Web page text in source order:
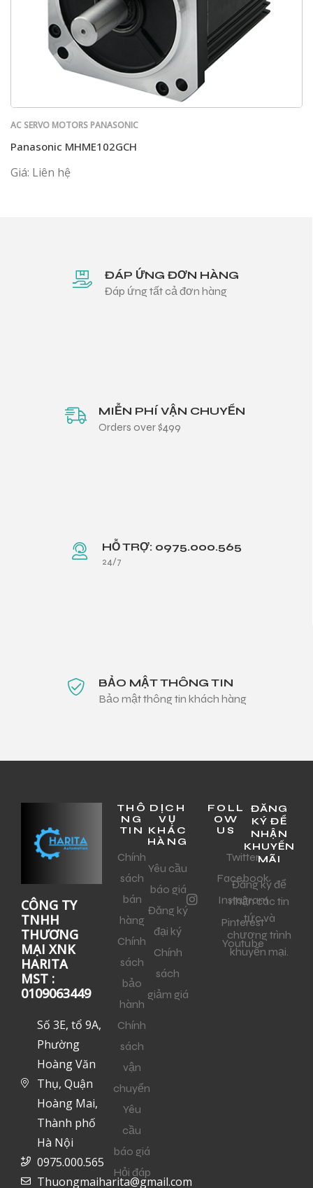
AC SERVO MOTORS PANASONIC
Panasonic MHME102GCH
Giá: Liên hệ
ĐÁP ỨNG ĐƠN HÀNG
Đáp ứng tất cả đơn hàng
MIỄN PHÍ VẬN CHUYỂN
Orders over $499
HỖ TRỢ: 0975.000.565
24/7
BẢO MẬT THÔNG TIN
Bảo mật thông tin khách hàng
CÔNG TY
TNHH
THƯƠNG
MẠI XNK
HARITA
MST :
0109063449
Số 3E, tổ 9A,
Phường
Hoàng Văn
Thụ, Quận
Hoàng Mai,
Thành phố
Hà Nội
0975.000.565
Thuongmaiharita@gmail.com
THÔ
NG
TIN
Chính
sách
bán
hàng
Chính
sách
bảo
hành
Chính
sách
vận
chuyển
Yêu
cầu
báo giá
Hỏi đáp
DỊCH
VỤ
KHÁC
HÀNG
Yêu cầu
báo giá
Đăng ký
đại ký
Chính
sách
giảm giá
FOLL
OW
US
Twitter
Facebook
Instagram
Pinterest
Youtube
ĐĂNG
KÝ ĐỂ
NHẬN
KHUYẾN
MÃI
Đăng ký để
nhận các tin
tức và
chương trình
khuyến mại.